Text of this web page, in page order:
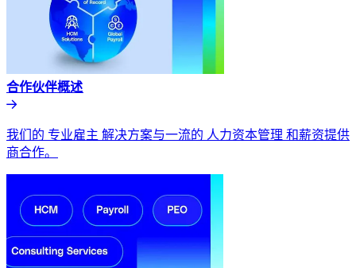
合作伙伴概述​​
我们的 专业雇主 解决方案与一流的 人力资本管理 和薪资提供
商合作。​​